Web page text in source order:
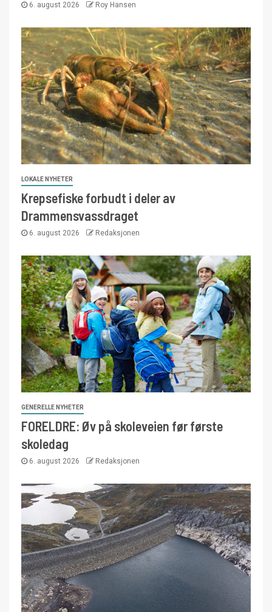
6. august 2026 Roy Hansen
LOKALE NYHETER
Krepsefiske forbudt i deler av
Drammensvassdraget
6. august 2026 Redaksjonen
GENERELLE NYHETER
FORELDRE: Øv på skoleveien før første
skoledag
6. august 2026 Redaksjonen